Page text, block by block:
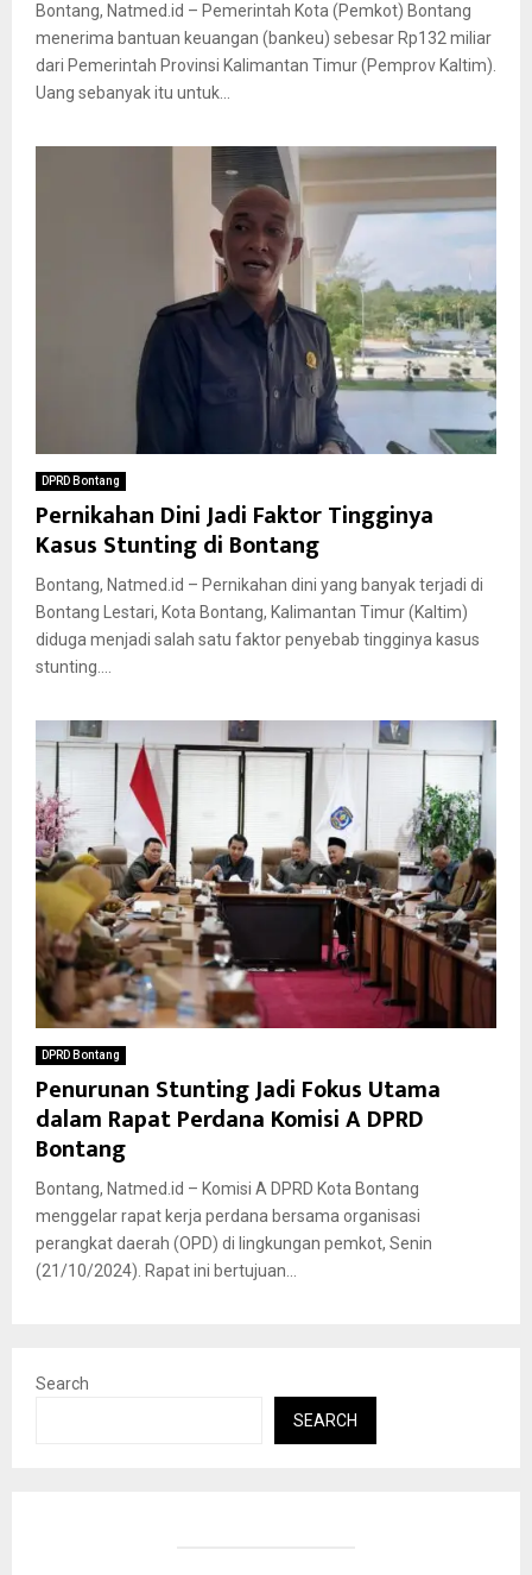
Bontang, Natmed.id – Pemerintah Kota (Pemkot) Bontang
menerima bantuan keuangan (bankeu) sebesar Rp132 miliar
dari Pemerintah Provinsi Kalimantan Timur (Pemprov Kaltim).
Uang sebanyak itu untuk...
DPRD Bontang
Pernikahan Dini Jadi Faktor Tingginya
Kasus Stunting di Bontang
Bontang, Natmed.id – Pernikahan dini yang banyak terjadi di
Bontang Lestari, Kota Bontang, Kalimantan Timur (Kaltim)
diduga menjadi salah satu faktor penyebab tingginya kasus
stunting....
DPRD Bontang
Penurunan Stunting Jadi Fokus Utama
dalam Rapat Perdana Komisi A DPRD
Bontang
Bontang, Natmed.id – Komisi A DPRD Kota Bontang
menggelar rapat kerja perdana bersama organisasi
perangkat daerah (OPD) di lingkungan pemkot, Senin
(21/10/2024). Rapat ini bertujuan...
Search
SEARCH